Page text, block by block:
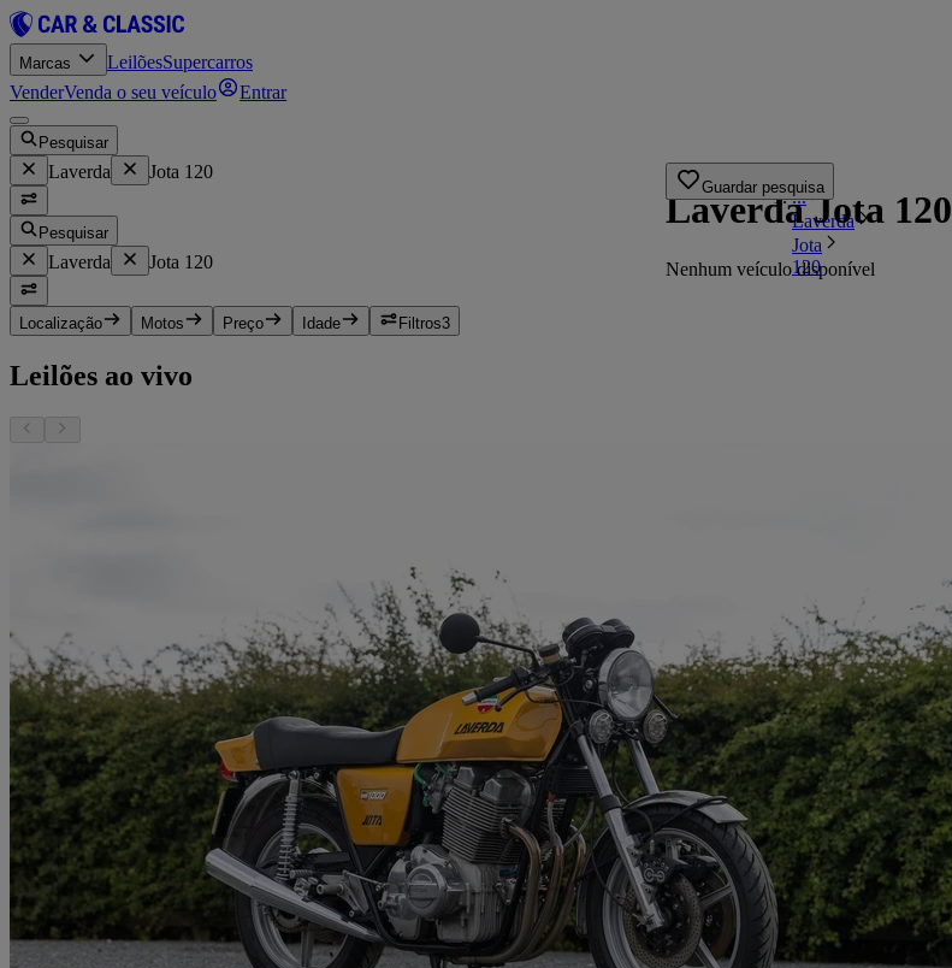
Marcas LeilõesSupercarros
VenderVenda o seu veículo Entrar
Pesquisar
Laverda Jota 120
Pesquisar
Laverda Jota 120
Localização Motos Preço Idade Filtros3
...
Laverda
Jota
120
Laverda Jota 120
Nenhum veículo disponível
Guardar pesquisa
Leilões ao vivo